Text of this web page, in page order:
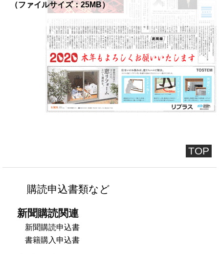
（ファイルサイズ：25MB）
TOP
購読申込書類など
新聞購読関連
新聞購読申込書
書籍購入申込書